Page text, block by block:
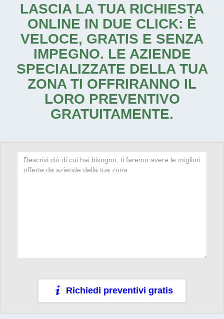
LASCIA LA TUA RICHIESTA
ONLINE IN DUE CLICK: È
VELOCE, GRATIS E SENZA
IMPEGNO. LE AZIENDE
SPECIALIZZATE DELLA TUA
ZONA TI OFFRIRANNO IL
LORO PREVENTIVO
GRATUITAMENTE.
Richiedi preventivi gratis